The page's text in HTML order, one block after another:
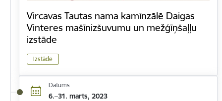
Vircavas Tautas nama kamīnzālē Daigas
Vinteres mašīnizšuvumu un mežģīņšaļļu
izstāde
Izstāde
Datums
6.–31. marts, 2023